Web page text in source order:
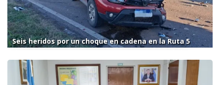
Seis heridos por un choque en cadena en la Ruta 5